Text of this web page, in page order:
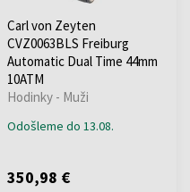
Carl von Zeyten
CVZ0063BLS Freiburg
Automatic Dual Time 44mm
10ATM
Hodinky - Muži
Odošleme do 13.08.
350,98 €